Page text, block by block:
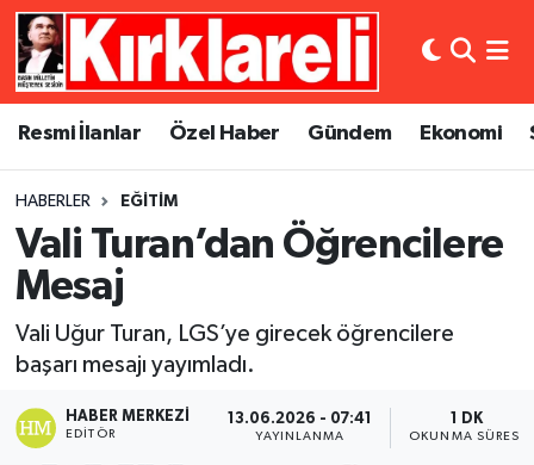
Resmi İlanlar Özel Haber Gündem Ekonomi
HABERLER EĞITIM
Vali Turan’dan Öğrencilere
Mesaj
Vali Uğur Turan, LGS’ye girecek öğrencilere
başarı mesajı yayımladı.
HABER MERKEZI
EDITÖR
13.06.2026 - 07:41
YAYINLANMA
1 DK
OKUNMA SÜRESI
Resmi İlanlar
Gündem
Ekonomi
Siyaset
Asayiş
Dünya
Eğitim
Kültür Sanat
Künye
Gizlilik Sözleşmesi
Merkez Nöbetçi Eczaneler
Merkez Trafik Yoğunluk Haritası
Süper Lig Puan Durumu ve Fikstür
Tüm Manşetler